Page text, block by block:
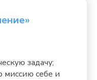
задачу;
себе и